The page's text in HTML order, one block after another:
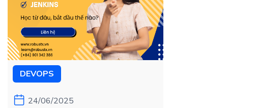
DEVOPS
24/06/2025